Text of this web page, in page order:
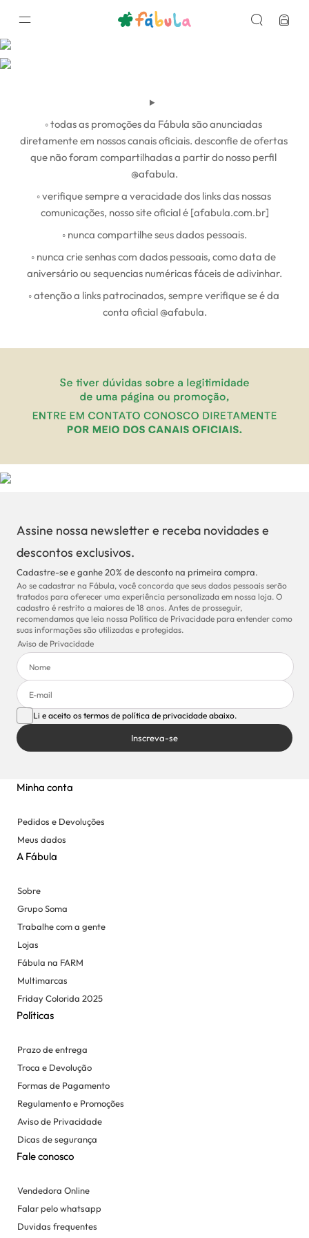
◦ todas as promoções da Fábula são anunciadas
diretamente em nossos canais oficiais. desconfie de ofertas
que não foram compartilhadas a partir do nosso perfil
@‌afabula.
◦ verifique sempre a veracidade dos links das nossas
comunicações, nosso site oficial é [afabula.com.br]
◦ nunca compartilhe seus dados pessoais.
◦ nunca crie senhas com dados pessoais, como data de
aniversário ou sequencias numéricas fáceis de adivinhar.
◦ atenção a links patrocinados, sempre verifique se é da
conta oficial @‌afabula.
Assine nossa newsletter e receba novidades e
descontos exclusivos.
Cadastre-se e ganhe 20% de desconto na primeira compra.
Ao se cadastrar na Fábula, você concorda que seus dados pessoais serão
tratados para oferecer uma experiência personalizada em nossa loja. O
cadastro é restrito a maiores de 18 anos. Antes de prosseguir,
recomendamos que leia nossa Política de Privacidade para entender como
suas informações são utilizadas e protegidas.
Aviso de Privacidade
Li e aceito os termos de política de privacidade abaixo.
Inscreva-se
Minha conta
Pedidos e Devoluções
Meus dados
A Fábula
Sobre
Grupo Soma
Trabalhe com a gente
Lojas
Fábula na FARM
Multimarcas
Friday Colorida 2025
Políticas
Prazo de entrega
Troca e Devolução
Formas de Pagamento
Regulamento e Promoções
Aviso de Privacidade
Dicas de segurança
Fale conosco
Vendedora Online
Falar pelo whatsapp
Duvidas frequentes